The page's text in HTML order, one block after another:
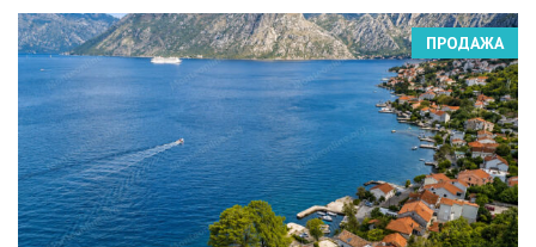
ПРОДАЖА